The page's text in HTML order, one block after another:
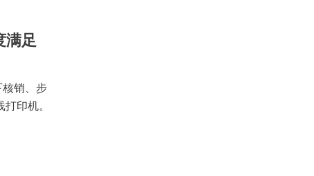
满足
核销、步
印机。